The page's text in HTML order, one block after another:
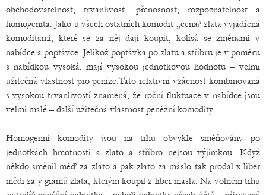
obchodovatelnost, trvanlivost, přenosnost, rozpoznatelnost a
homogenita. Jako u všech ostatních komodit „cena? zlata vyjádřená
komoditami, které se za něj dají koupit, kolísá se změnami v
nabídce a poptávce. Jelikož poptávka po zlatu a stříbru je v poměru
s nabídkou vysoká, mají vysokou jednotkovou hodnotu – velmi
užitečná vlastnost pro peníze.Tato relativní vzácnost kombinovaná
s vysokou trvanlivostí znamená, že roční fluktuace v nabídce jsou
velmi malé – další užitečná vlastnost peněžní komodity.
Homogenní komodity jsou na trhu obvykle směňovány po
jednotkách hmotnosti a zlato a stříbro nejsou výjimkou. Když
někdo směnil měď za zlato a pak zlato za máslo tak prodal x liber
mědi za y gramů zlata, kterým koupil z liber másla. Na volném trhu